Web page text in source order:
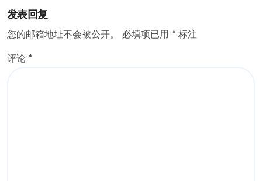
发表回复
您的邮箱地址不会被公开。 必填项已用 * 标注
评论 *